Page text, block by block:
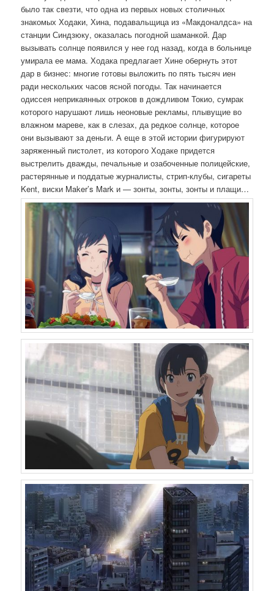
было так свезти, что одна из первых новых столичных
знакомых Ходаки, Хина, подавальщица из «Макдоналдса» на
станции Синдзюку, оказалась погодной шаманкой. Дар
вызывать солнце появился у нее год назад, когда в больнице
умирала ее мама. Ходака предлагает Хине обернуть этот
дар в бизнес: многие готовы выложить по пять тысяч иен
ради нескольких часов ясной погоды. Так начинается
одиссея неприкаянных отроков в дождливом Токио, сумрак
которого нарушают лишь неоновые рекламы, плывущие во
влажном мареве, как в слезах, да редкое солнце, которое
они вызывают за деньги. А еще в этой истории фигурируют
заряженный пистолет, из которого Ходаке придется
выстрелить дважды, печальные и озабоченные полицейские,
растерянные и поддатые журналисты, стрип-клубы, сигареты
Kent, виски Maker’s Mark и — зонты, зонты, зонты и плащи…